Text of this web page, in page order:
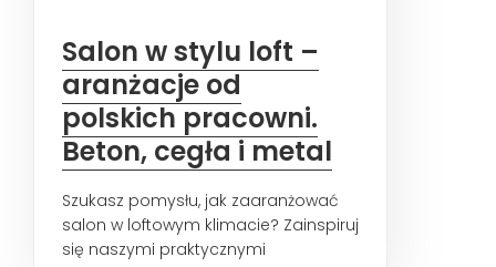
Salon w stylu loft –
aranżacje od
polskich pracowni.
Beton, cegła i metal
Szukasz pomysłu, jak zaaranżować
salon w loftowym klimacie? Zainspiruj
się naszymi praktycznymi